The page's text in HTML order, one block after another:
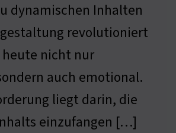
dynamischen Inhalten
revolutioniert
nicht nur
auch emotional.
liegt darin, die
einzufangen […]